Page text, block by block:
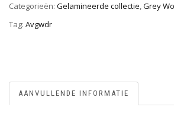
Categorieën: Gelamineerde collectie,Grey
Tag: Avgwdr
AANVULLENDE INFORMATIE